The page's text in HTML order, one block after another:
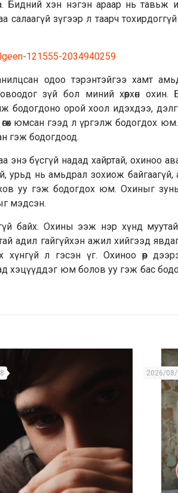
Бидний хэн нэгэн араар нь тавьж
зүгээр л таарч
одоо тэрэнтэйгээ хамт
зүй бол миний хөөрхөн
бодогдоно орой хоол идэхдээ,
юмсан гээд л үргэлж бодогдох
гэж бодогдоод.
бүсгүй надад хайртай, охиноо
урьд нь амьдрал зохиож
уу гэж бодогдох юм. Охиныг зуны
мэдсэн.
байх. Охины ээж нэр хүнд муутай
адил гайгүйхэн ажил хийгээд
л гэсэн үг. Охиноо өөр
хэцүүддэг юм болов уу гэж бас
2026/08/